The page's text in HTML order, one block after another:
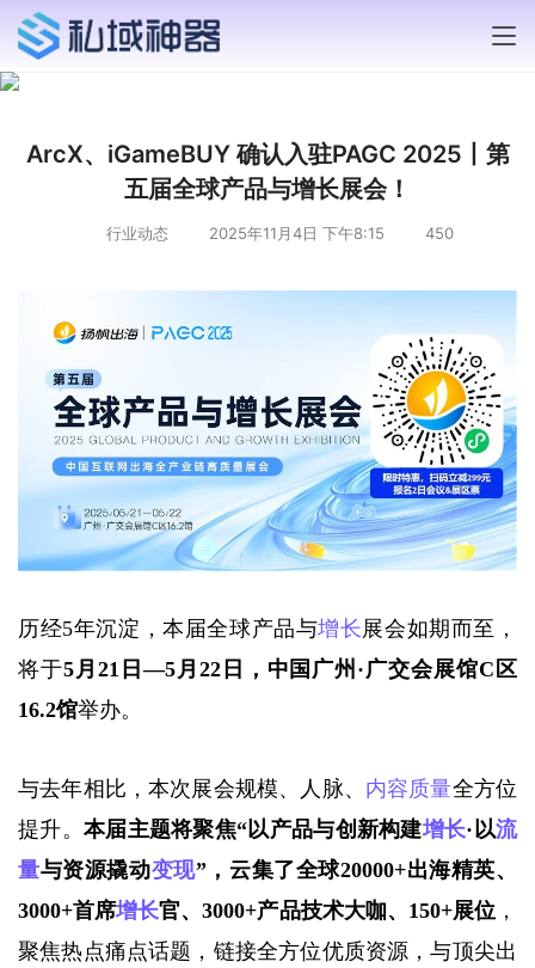
ArcX、iGameBUY 确认入驻PAGC 2025丨第
五届全球产品与增长展会！
行业动态 2025年11月4日 下午8:15 450
历经5年沉淀，本届全球产品与增长展会如期而至，
将于5月21日—5月22日，中国广州·广交会展馆C区
16.2馆举办。
与去年相比，本次展会规模、人脉、 内容质量全方位
提升。 本届主题将聚焦“以产品与创新构建增长·以流
量与资源撬动变现”，云集了全球20000+出海精英、
3000+首席增长官、3000+产品技术大咖、150+展位 ，
聚焦热点痛点话题，链接全方位优质资源，与顶尖出